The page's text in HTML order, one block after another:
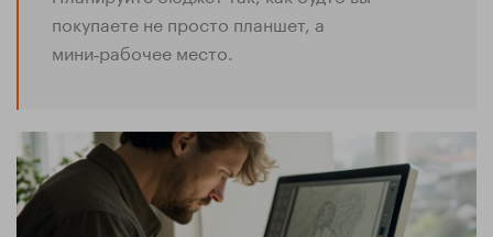
покупаете не просто планшет, а
мини‑рабочее место.